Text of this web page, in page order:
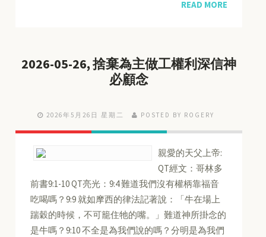
READ MORE
2026-05-26, 捨棄為主做工權利深信神
必顧念
2026年5月26日 星期二 POSTED BY ROGERY
親愛的天父上帝:
QT經文：哥林多
前書9:1-10 QT亮光：9:4 難道我們沒有權柄靠福音
吃喝嗎？9:9 就如摩西的律法記著說：「牛在場上
踹穀的時候，不可籠住牠的嘴。」難道神所掛念的
是牛嗎？9:10 不全是為我們說的嗎？分明是為我們